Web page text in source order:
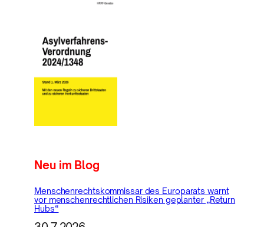
Neu im Blog
Menschenrechtskommissar des Europarats warnt
vor menschenrechtlichen Risiken geplanter „Return
Hubs“